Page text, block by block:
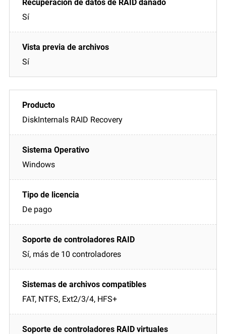
Sí
Sí
DiskInternals RAID Recovery
Windows
De pago
Sí, más de 10 controladores
FAT, NTFS, Ext2/3/4, HFS+